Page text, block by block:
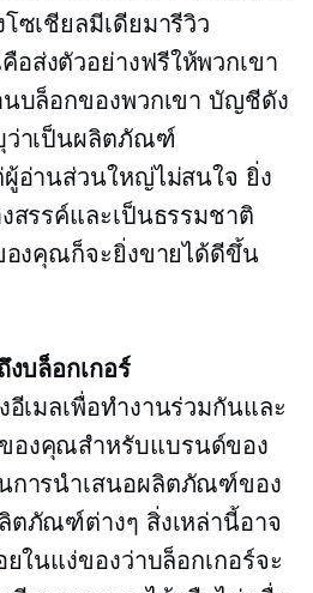
ซเชียลมีเดียมารีวิว
ส่งตัวอย่างฟรีให้พวกเขา
บล็อกของพวกเขา บัญชีดัง
ว่าเป็นผลิตภัณฑ์
อ่านส่วนใหญ่ไม่สนใจ ยิ่ง
สรรค์และเป็นธรรมชาติ
องคุณก็จะยิ่งขายได้ดีขึ้น
งบล็อกเกอร์
อีเมลเพื่อทำงานร่วมกันและ
งคุณสำหรับแบรนด์ของ
การนำเสนอผลิตภัณฑ์ของ
ตภัณฑ์ต่างๆ สิ่งเหล่านี้อาจ
ยในแง่ของว่าบล็อกเกอร์จะ